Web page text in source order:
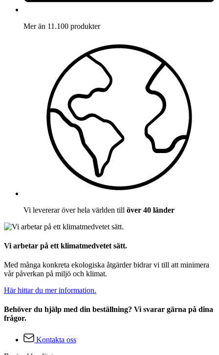
Mer än 11.100 produkter
Vi levererar över hela världen till över 40 länder
Vi arbetar på ett klimatmedvetet sätt.
Med många konkreta ekologiska åtgärder bidrar vi till att minimera
vår påverkan på miljö och klimat.
Här hittar du mer information.
Behöver du hjälp med din beställning? Vi svarar gärna på dina
frågor.
Kontakta oss